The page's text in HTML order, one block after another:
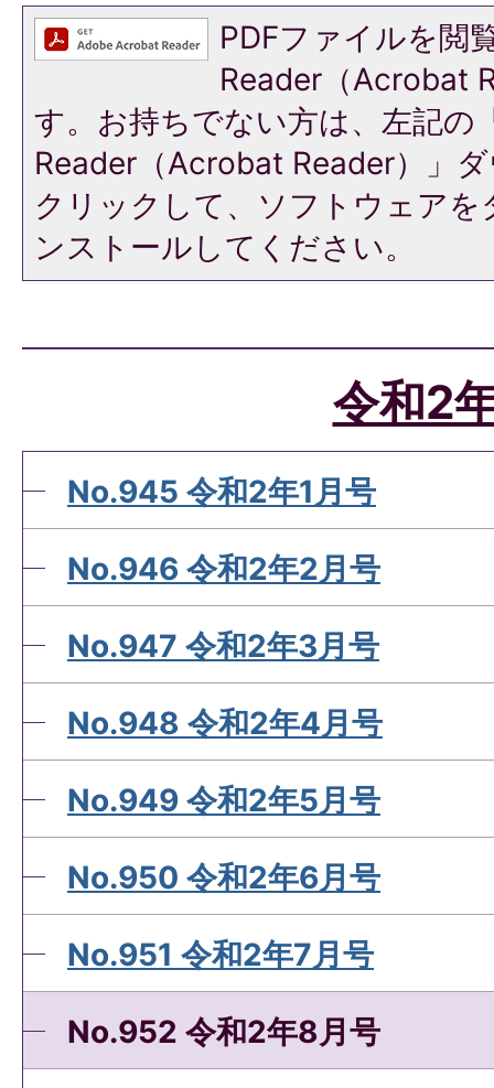
PDFファイルを閲
Reader（Acrobat
す。お持ちでない方は、左記の
Reader（Acrobat Reader）」
クリックして、ソフトウェア
ンストールしてください。
令和2
No.945 令和2年1月号
No.946 令和2年2月号
No.947 令和2年3月号
No.948 令和2年4月号
No.949 令和2年5月号
No.950 令和2年6月号
No.951 令和2年7月号
No.952 令和2年8月号